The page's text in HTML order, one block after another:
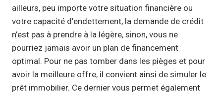
ailleurs, peu importe votre situation financière ou
votre capacité d’endettement, la demande de crédit
n’est pas à prendre à la légère, sinon, vous ne
pourriez jamais avoir un plan de financement
optimal. Pour ne pas tomber dans les pièges et pour
avoir la meilleure offre, il convient ainsi de simuler le
prêt immobilier. Ce dernier vous permet également